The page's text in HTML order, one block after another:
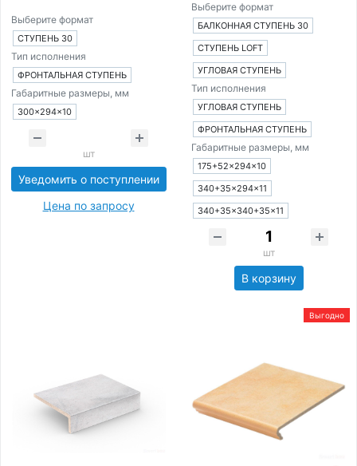
Выберите формат
СТУПЕНЬ 30
Тип исполнения
ФРОНТАЛЬНАЯ СТУПЕНЬ
Габаритные размеры, мм
300×294×10
шт
Уведомить о поступлении
Цена по запросу
Выберите формат
БАЛКОННАЯ СТУПЕНЬ 30
СТУПЕНЬ LOFT
УГЛОВАЯ СТУПЕНЬ
Тип исполнения
УГЛОВАЯ СТУПЕНЬ
ФРОНТАЛЬНАЯ СТУПЕНЬ
Габаритные размеры, мм
175+52×294×10
340+35×294×11
340+35×340+35×11
шт
В корзину
Выгодно